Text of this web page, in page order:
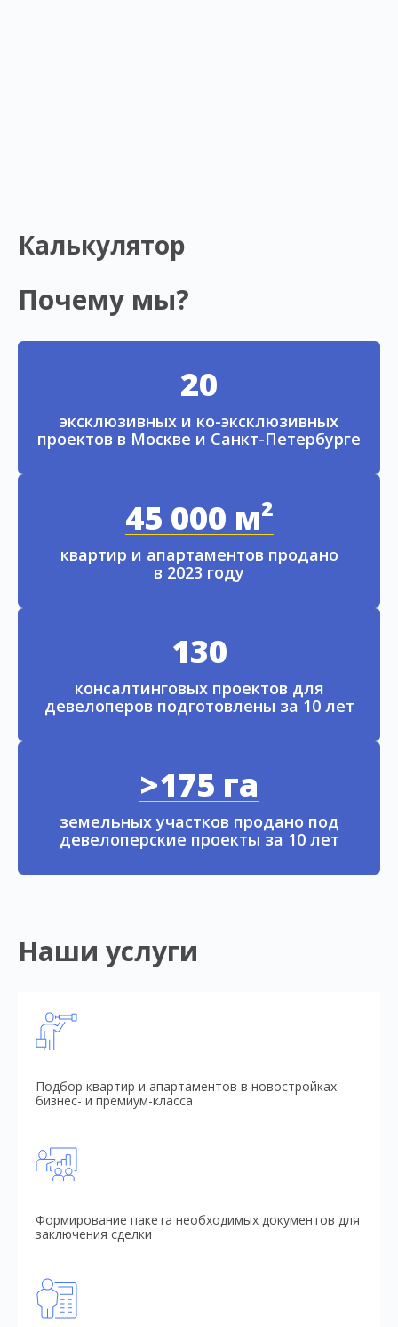
Калькулятор
Почему мы?
20
эксклюзивных и ко-эксклюзивных
проектов в Москве и Санкт-Петербурге
45 000 м²
квартир и апартаментов продано
в 2023 году
130
консалтинговых проектов для
девелоперов подготовлены за 10 лет
>175 га
земельных участков продано под
девелоперские проекты за 10 лет
Наши услуги
Подбор квартир и апартаментов в новостройках
бизнес- и премиум-класса
Формирование пакета необходимых документов для
заключения сделки